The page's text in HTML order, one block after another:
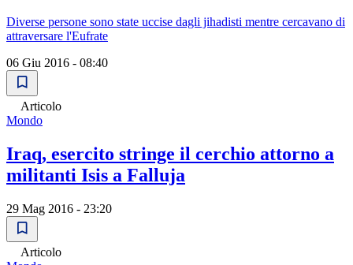
Diverse persone sono state uccise dagli jihadisti mentre cercavano di
attraversare l'Eufrate
06 Giu 2016 - 08:40
Articolo
Mondo
Iraq, esercito stringe il cerchio attorno a
militanti Isis a Falluja
29 Mag 2016 - 23:20
Articolo